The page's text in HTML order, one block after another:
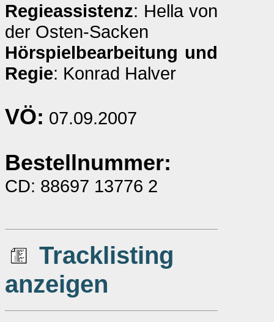
Regieassistenz: Hella von
der Osten-Sacken
Hörspielbearbeitung und
Regie: Konrad Halver
VÖ: 07.09.2007
Bestellnummer:
CD: 88697 13776 2
Tracklisting
anzeigen